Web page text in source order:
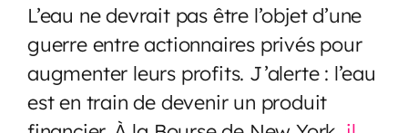
L’eau ne devrait pas être l’objet d’une
guerre entre actionnaires privés pour
augmenter leurs profits. J’alerte : l’eau
est en train de devenir un produit